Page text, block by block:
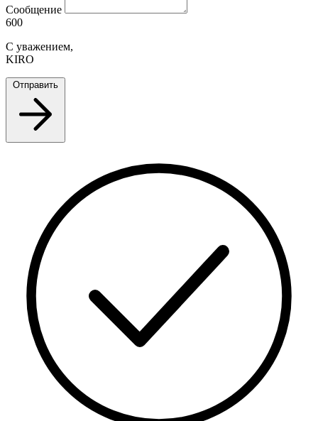
Сообщение
600
С уважением,
KIRO
Отправить